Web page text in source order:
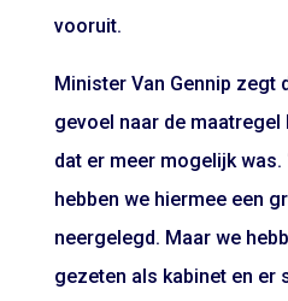
vooruit.
Minister Van Gennip zegt
gevoel naar de
dat er meer mogelijk was.
hebben we hiermee een
neergelegd. Maar we
gezeten als kabinet en er